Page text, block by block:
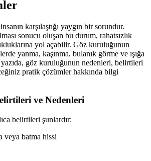
karşılaştığı yaygın bir sorundur.
sonucu oluşan bu durum, rahatsızlık
yol açabilir. Göz kuruluğunun
yanma, kaşınma, bulanık görme ve ışığa
yazıda, göz kuruluğunun nedenleri, belirtileri
pratik çözümler hakkında bilgi
ve Nedenleri
belirtileri şunlardır:
veya batma hissi